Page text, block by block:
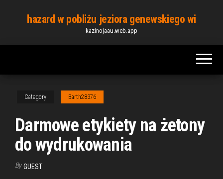
content
hazard w pobliżu jeziora genewskiego wi
kazinojaau.web.app
Category Barth28376
Darmowe etykiety na żetony
do wydrukowania
By GUEST